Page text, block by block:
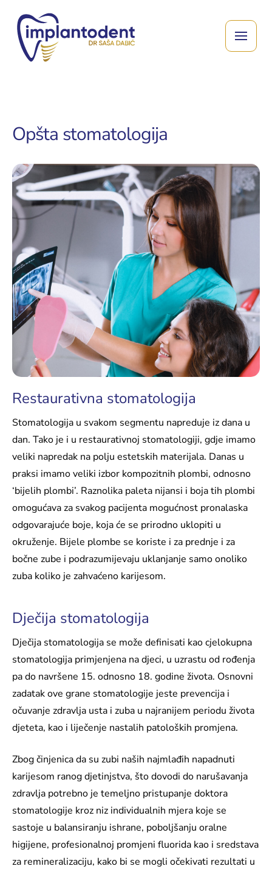
Opšta stomatologija
Restaurativna stomatologija
Stomatologija u svakom segmentu napreduje iz dana u
dan. Tako je i u restaurativnoj stomatologiji, gdje imamo
veliki napredak na polju estetskih materijala. Danas u
praksi imamo veliki izbor kompozitnih plombi, odnosno
‘bijelih plombi’. Raznolika paleta nijansi i boja tih plombi
omogućava za svakog pacijenta mogućnost pronalaska
odgovarajuće boje, koja će se prirodno uklopiti u
okruženje. Bijele plombe se koriste i za prednje i za
bočne zube i podrazumijevaju uklanjanje samo onoliko
zuba koliko je zahvaćeno karijesom.
Dječija stomatologija
Dječija stomatologija se može definisati kao cjelokupna
stomatologija primjenjena na djeci, u uzrastu od rođenja
pa do navršene 15. odnosno 18. godine života. Osnovni
zadatak ove grane stomatologije jeste prevencija i
očuvanje zdravlja usta i zuba u najranijem periodu života
djeteta, kao i liječenje nastalih patoloških promjena.
Zbog činjenica da su zubi naših najmlađih napadnuti
karijesom ranog djetinjstva, što dovodi do narušavanja
zdravlja potrebno je temeljno pristupanje doktora
stomatologije kroz niz individualnih mjera koje se
sastoje u balansiranju ishrane, poboljšanju oralne
higijene, profesionalnoj promjeni fluorida kao i sredstava
za remineralizaciju, kako bi se mogli očekivati rezultati u